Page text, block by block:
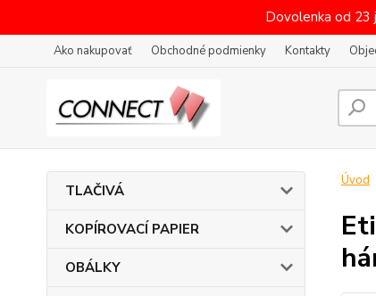
Dovolenka od 23
Ako nakupovať Obchodné podmienky Kontakty
TLAČIVÁ
KOPÍROVACÍ PAPIER
OBÁLKY
Úvod